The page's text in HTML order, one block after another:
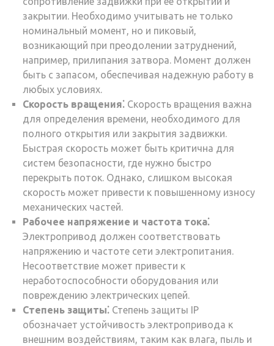
закрытии. Необходимо учитывать не только
номинальный момент, но и пиковый,
возникающий при преодолении затруднений,
например, прилипания затвора. Момент должен
быть с запасом, обеспечивая надежную работу в
любых условиях.
Скорость вращения⁚ Скорость вращения важна
для определения времени, необходимого для
полного открытия или закрытия задвижки.
Быстрая скорость может быть критична для
систем безопасности, где нужно быстро
перекрыть поток. Однако, слишком высокая
скорость может привести к повышенному износу
механических частей.
Рабочее напряжение и частота тока⁚
Электропривод должен соответствовать
напряжению и частоте сети электропитания.
Несоответствие может привести к
неработоспособности оборудования или
повреждению электрических цепей.
Степень защиты⁚ Степень защиты IP
обозначает устойчивость электропривода к
внешним воздействиям, таким как влага, пыль и